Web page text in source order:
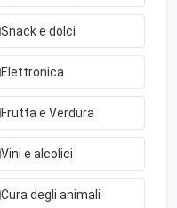
Snack e dolci
Elettronica
Frutta e Verdura
Vini e alcolici
Cura degli animali